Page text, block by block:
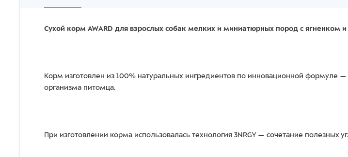
Сухой корм AWARD для взрослых собак мелких и миниатюрных пород с ягненком
Корм изготовлен из 100% натуральных ингредиентов по инновационной формуле
организма питомца.
При изготовлении корма использовалась технология 3NRGY — сочетание полезных